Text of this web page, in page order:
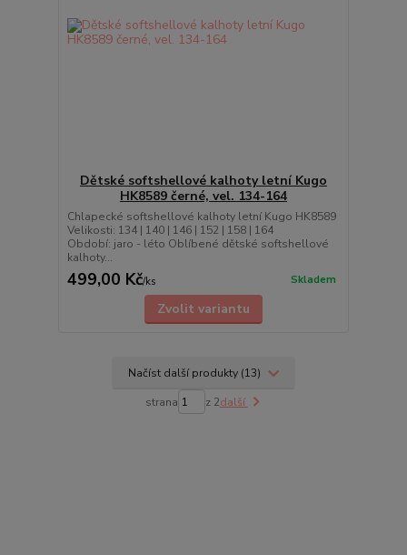
Dětské softshellové kalhoty letní Kugo
HK8589 černé, vel. 134-164
Chlapecké softshellové kalhoty letní Kugo HK8589
Velikosti: 134 | 140 | 146 | 152 | 158 | 164
Období: jaro - léto Oblíbené dětské softshellové
kalhoty...
499,00 Kč/ks Skladem
Zvolit variantu
Načíst další produkty (13)
strana z 2další